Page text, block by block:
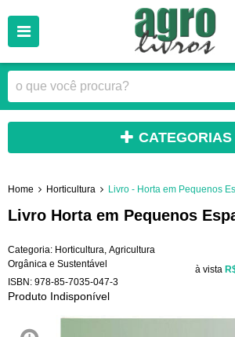
CATEGORIAS
Home Horticultura Livro - Horta em Pequenos
Livro Horta em Pequenos
Categoria: Horticultura Agricultura
Orgânica e Sustentável
ISBN: 978-85-7035-047-3
Produto Indisponível
à vista